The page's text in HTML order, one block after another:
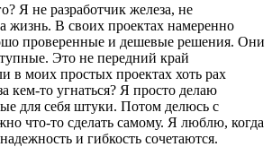
Я не разработчик железа, не
жизнь. В своих проектах намеренно
проверенные и дешевые решения. Они
Это не передний край
в моих простых проектах хоть рах
кем-то угнаться? Я просто делаю
для себя штуки. Потом делюсь с
что-то сделать самому. Я люблю, когда
и гибкость сочетаются.